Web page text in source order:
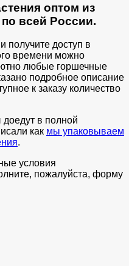
оптом из
всей России.
получите доступ в
времени можно
любые горшечные
подробное описание
к заказу количество
в полной
как мы упаковываем
.
условия
пожалуйста, форму